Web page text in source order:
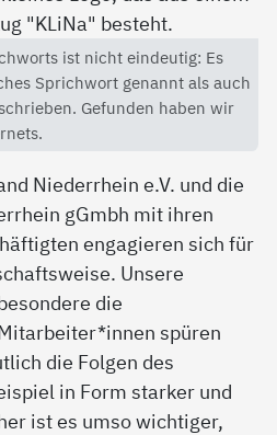
ist nicht eindeutig: Es
Sprichwort genannt als auch
Gefunden haben wir
Niederrhein e.V. und die
gGmbh mit ihren
engagieren sich für
Unsere
die
spüren
die Folgen des
in Form starker und
ist es umso wichtiger,